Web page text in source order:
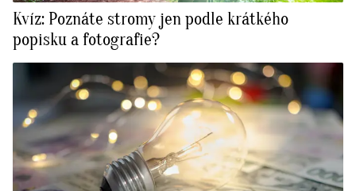
Kvíz: Poznáte stromy jen podle krátkého
popisku a fotografie?